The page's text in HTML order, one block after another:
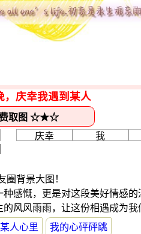
，庆幸我遇到某人
背景大图！
感慨，更是对这段美好情感
风风雨雨，让这份相遇成为我
人心里 我的心砰砰跳